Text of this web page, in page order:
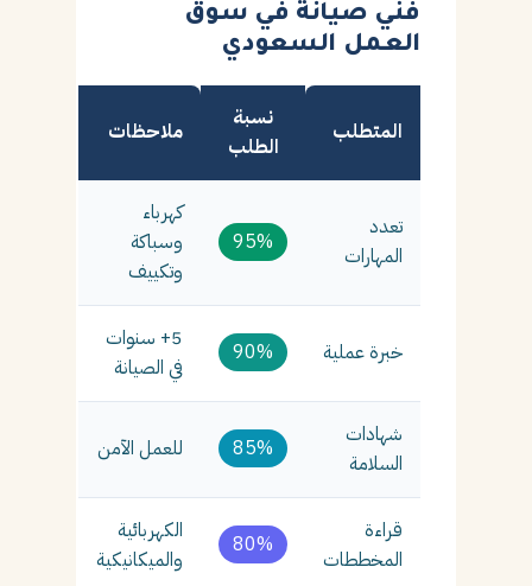
فني صيانة في سوق
العمل السعودي
المتطلب
نسبة
الطلب
ملاحظات
تعدد
المهارات
95%
كهرباء
وسباكة
وتكييف
خبرة عملية 90%
5+ سنوات
في الصيانة
شهادات
السلامة
85% للعمل الآمن
قراءة
المخططات
80%
الكهربائية
والميكانيكية